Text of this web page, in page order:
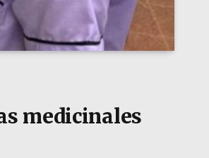
medicinales